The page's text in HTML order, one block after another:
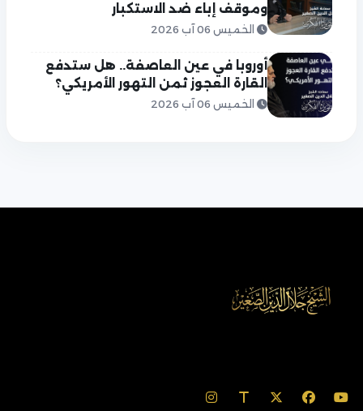
وموقف إباء ضد الاستكبار
الخميس 06 آب 2026
أوروبا في عين العاصفة.. هل ستدفع
القارة العجوز ثمن التهور الأمريكي؟
الخميس 06 آب 2026